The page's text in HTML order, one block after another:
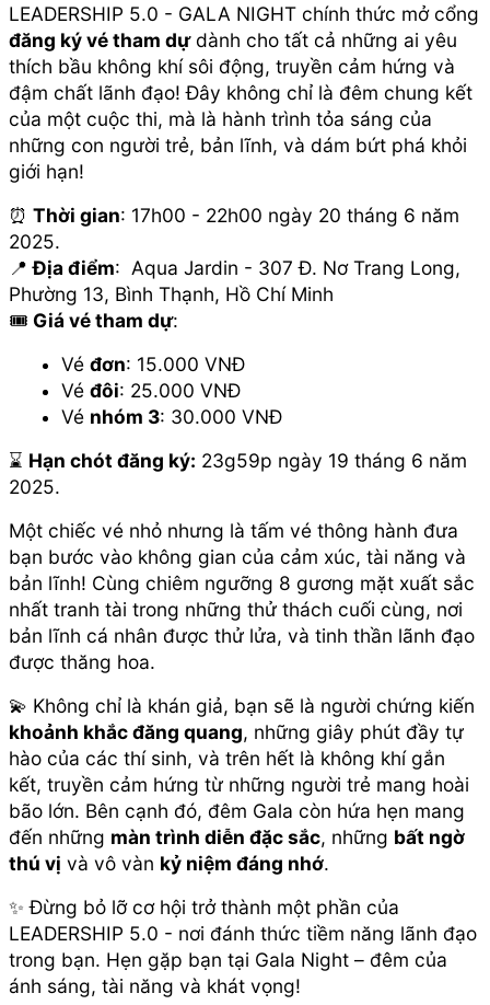
LEADERSHIP 5.0 - GALA NIGHT chính thức mở cổng
đăng ký vé tham dựdành cho tất cả những ai yêu
thích bầu không khí sôi động, truyền cảm hứng và
đậm chất lãnh đạo! Đây không chỉ là đêm chung kết
của một cuộc thi, mà là hành trình tỏa sáng của
những con người trẻ, bản lĩnh, và dám bứt phá khỏi
giới hạn!
⏰ Thời gian: 17h00 - 22h00 ngày 20 tháng 6 năm
2025.
📍Địa điểm: Aqua Jardin - 307 Đ. Nơ Trang Long,
Phường 13, Bình Thạnh, Hồ Chí Minh
🎟️ Giá vé tham dự:
Vé đơn: 15.000 VNĐ
Vé đôi: 25.000 VNĐ
Vé nhóm 3: 30.000 VNĐ
⌛ Hạn chót đăng ký: 23g59p ngày 19 tháng 6 năm
2025.
Một chiếc vé nhỏ nhưng là tấm vé thông hành đưa
bạn bước vào không gian của cảm xúc, tài năng và
bản lĩnh! Cùng chiêm ngưỡng 8 gương mặt xuất sắc
nhất tranh tài trong những thử thách cuối cùng, nơi
bản lĩnh cá nhân được thử lửa, và tinh thần lãnh đạo
được thăng hoa.
💫 Không chỉ là khán giả, bạn sẽ là người chứng kiến
khoảnh khắc đăng quang, những giây phút đầy tự
hào của các thí sinh, và trên hết là không khí gắn
kết, truyền cảm hứng từ những người trẻ mang hoài
bão lớn. Bên cạnh đó, đêm Gala còn hứa hẹn mang
đến những màn trình diễn đặc sắc, những bất ngờ
thú vị và vô vàn kỷ niệm đáng nhớ.
✨ Đừng bỏ lỡ cơ hội trở thành một phần của
LEADERSHIP 5.0 - nơi đánh thức tiềm năng lãnh đạo
trong bạn. Hẹn gặp bạn tại Gala Night – đêm của
ánh sáng, tài năng và khát vọng!